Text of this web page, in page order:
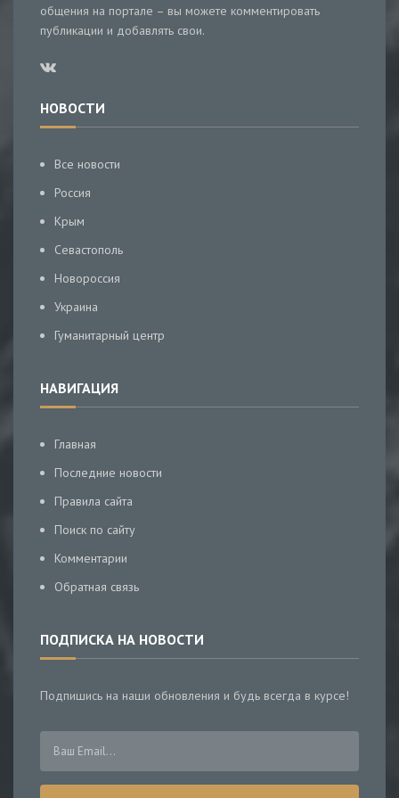
общения на портале – вы можете комментировать
публикации и добавлять свои.
НОВОСТИ
Все новости
Россия
Крым
Севастополь
Новороссия
Украина
Гуманитарный центр
НАВИГАЦИЯ
Главная
Последние новости
Правила сайта
Поиск по сайту
Комментарии
Обратная связь
ПОДПИСКА НА НОВОСТИ
Подпишись на наши обновления и будь всегда в курсе!